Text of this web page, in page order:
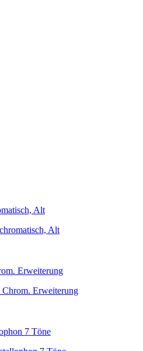
Alt
Erweiterung